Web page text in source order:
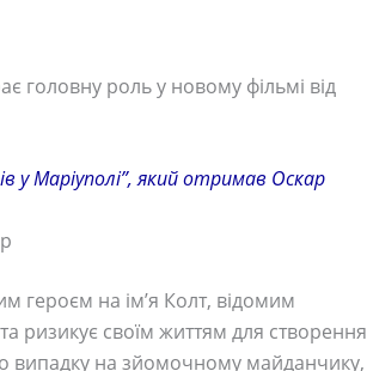
головну роль у новому фільмі від
у Маріуполі”, який отримав Оскар
героєм на ім’я Колт, відомим
ризикує своїм життям для створення
випадку на зйомочному майданчику,